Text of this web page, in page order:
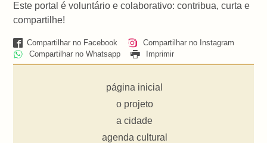
Este portal é voluntário e colaborativo: contribua, curta e
compartilhe!
Compartilhar no Facebook
Compartilhar no Instagram
Compartilhar no Whatsapp
Imprimir
página inicial
o projeto
a cidade
agenda cultural